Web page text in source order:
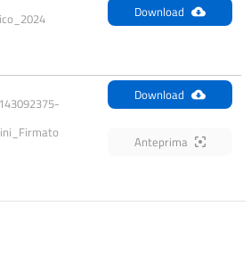
Download
Download
Anteprima